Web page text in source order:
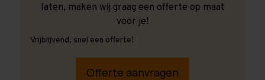
laten, maken wij graag een offerte op maat
voor je!
Vrijblijvend, snel een offerte!
Offerte aanvragen